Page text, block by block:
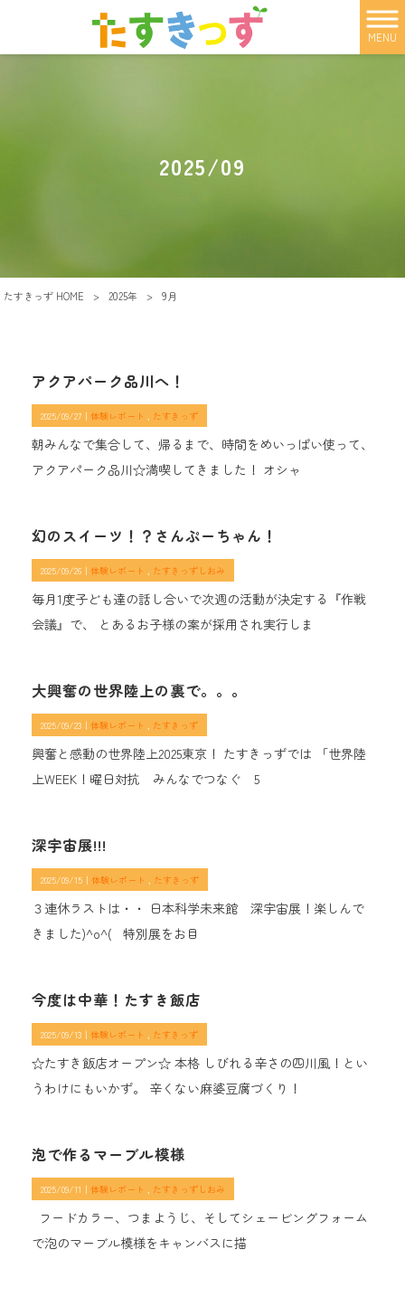
MENU
2025/09
たすきっず HOME > 2025年 > 9月
アクアパーク品川へ！
2025/09/27｜ 体験レポート たすきっず
朝みんなで集合して、帰るまで、時間をめいっぱい使って、
アクアパーク品川☆満喫してきました！ オシャ
幻のスイーツ！？さんぷーちゃん！
2025/09/26｜ 体験レポート たすきっずしおみ
毎月1度子ども達の話し合いで次週の活動が決定する『作戦
会議』で、 とあるお子様の案が採用され実行しま
大興奮の世界陸上の裏で。。。
2025/09/23｜ 体験レポート たすきっず
興奮と感動の世界陸上2025東京！ たすきっずでは 「世界陸
上WEEK！曜日対抗 みんなでつなぐ 5
深宇宙展!!!
2025/09/15｜ 体験レポート たすきっず
３連休ラストは・・ 日本科学未来館 深宇宙展！楽しんで
きました)^o^( 特別展をお目
今度は中華！たすき飯店
2025/09/13｜ 体験レポート たすきっず
☆たすき飯店オープン☆ 本格 しびれる辛さの四川風！とい
うわけにもいかず。 辛くない麻婆豆腐づくり！
泡で作るマーブル模様
2025/09/11｜ 体験レポート たすきっずしおみ
フードカラー、つまようじ、そしてシェービングフォーム
で泡のマーブル模様をキャンバスに描